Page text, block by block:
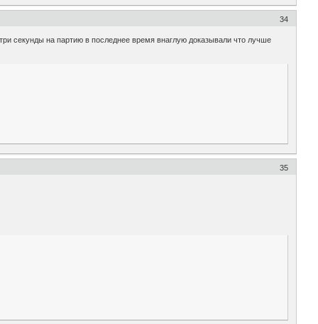
34
секунды на партию в последнее время внаглую доказывали что лучше
35